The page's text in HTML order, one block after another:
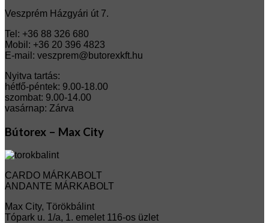
Veszprém Házgyári út 7.
Tel: +36 88 326 680
Mobil: +36 20 396 4823
E-mail: veszprem@butorexkft.hu
Nyitva tartás:
hétfő-péntek: 9.00-18.00
szombat: 9.00-14.00
vasárnap: Zárva
Bútorex – Max City
CARDO MÁRKABOLT
ANDANTE MÁRKABOLT
Max City, Törökbálint
Tópark u. 1/a, 1. emelet 116-os üzlet